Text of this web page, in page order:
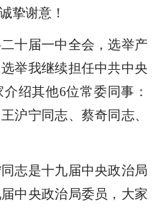
挚谢意！
届一中全会，选举产
举我继续担任中共中央
绍其他6位常委同事：
沪宁同志、蔡奇同志、
是十九届中央政治局
中央政治局委员，大家